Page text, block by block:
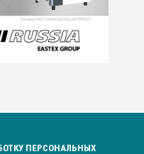
ПЕРСОНАЛЬНЫХ